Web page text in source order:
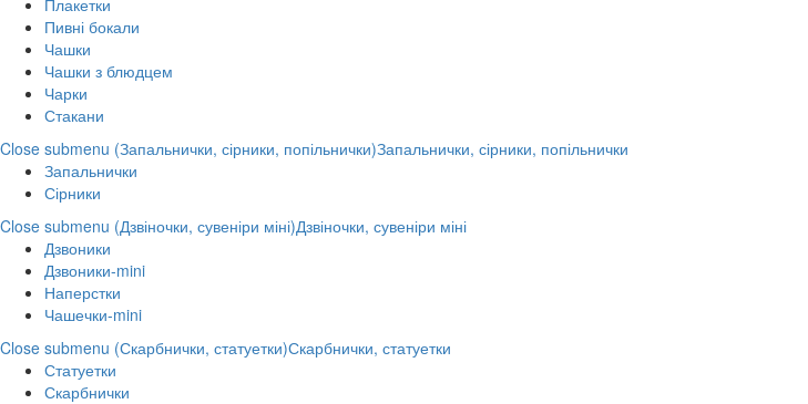
Плакетки
Пивні бокали
Чашки
Чашки з блюдцем
Чарки
Стакани
Close submenu (Запальнички, сірники, попільнички)Запальнички, сірники, попільнички
Запальнички
Сірники
Close submenu (Дзвіночки, сувеніри міні)Дзвіночки, сувеніри міні
Дзвоники
Дзвоники-mini
Наперстки
Чашечки-mini
Close submenu (Скарбнички, статуетки)Скарбнички, статуетки
Статуетки
Скарбнички